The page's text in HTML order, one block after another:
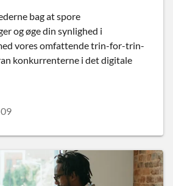
bag at spore
og øge din synlighed i
vores omfattende trin-for-trin-
konkurrenterne i det digitale